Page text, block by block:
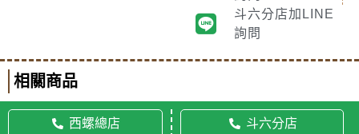
斗六分店加LINE
詢問
相關商品
西螺總店 斗六分店